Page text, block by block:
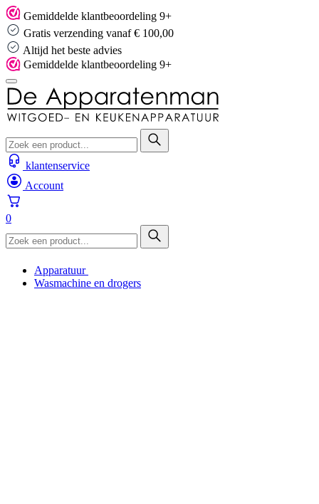
Skip
to
content
Gemiddelde klantbeoordeling 9+
Gratis verzending vanaf € 100,00
Altijd het beste advies
Gemiddelde klantbeoordeling 9+
klantenservice
Account
0
Apparatuur
Wasmachine en drogers